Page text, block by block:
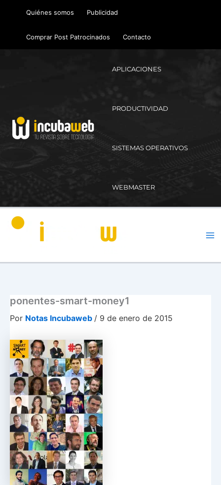
Quiénes somos Publicidad
Comprar Post Patrocinados Contacto
APLICACIONES
PRODUCTIVIDAD
SISTEMAS OPERATIVOS
WEBMASTER
ponentes-smart-money1
Por Notas Incubaweb / 9 de enero de 2015